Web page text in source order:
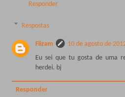
Responder
Respostas
Flizam
10 de agosto de
Eu sei que tu gosta de uma
herdei. bj
Responder